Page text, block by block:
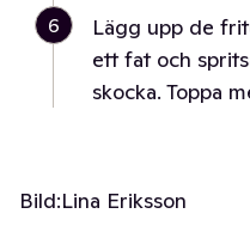
6
Lägg upp de
ett fat och
skocka. Toppa
Bild:Lina Eriksson